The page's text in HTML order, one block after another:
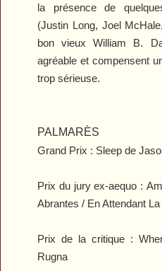
la présence de
(Justin Long, Joel
bon vieux William B.
agréable et compensent
trop sérieuse.
PALMARÈS
Grand Prix : Sleep de
Prix du jury ex-aequo :
Abrantes / En Attendant
Prix de la critique :
Rugna